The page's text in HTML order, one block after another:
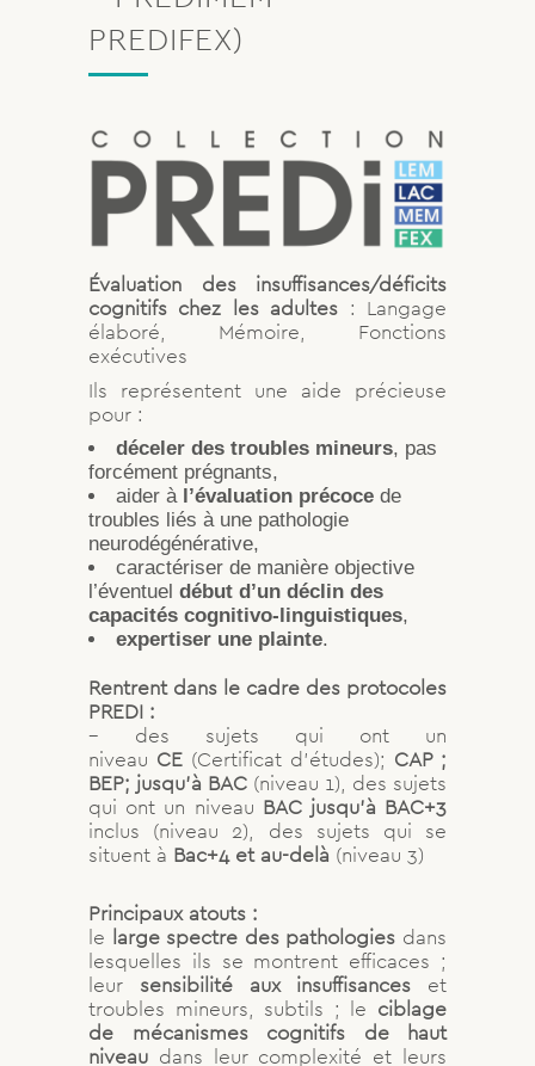
PREDIFEX)
Évaluation des insuffisances/déficits
cognitifs chez les adultes : Langage
élaboré, Mémoire, Fonctions
exécutives
Ils représentent une aide précieuse
pour :
déceler des troubles mineurs, pas
forcément prégnants,
aider à l’évaluation précoce de
troubles liés à une pathologie
neurodégénérative,
caractériser de manière objective
l’éventuel début d’un déclin des
capacités cognitivo-linguistiques,
expertiser une plainte.
Rentrent dans le cadre des protocoles
PREDI :
– des sujets qui ont un
niveau CE (Certificat d’études); CAP ;
BEP; jusqu’à BAC (niveau 1), des sujets
qui ont un niveau BAC jusqu’à BAC+3
inclus (niveau 2), des sujets qui se
situent à Bac+4 et au-delà (niveau 3)
Principaux atouts :
le large spectre des pathologies dans
lesquelles ils se montrent efficaces ;
leur sensibilité aux insuffisances et
troubles mineurs, subtils ; le ciblage
de mécanismes cognitifs de haut
niveau dans leur complexité et leurs